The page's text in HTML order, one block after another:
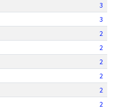
3
3
2
2
2
2
2
2